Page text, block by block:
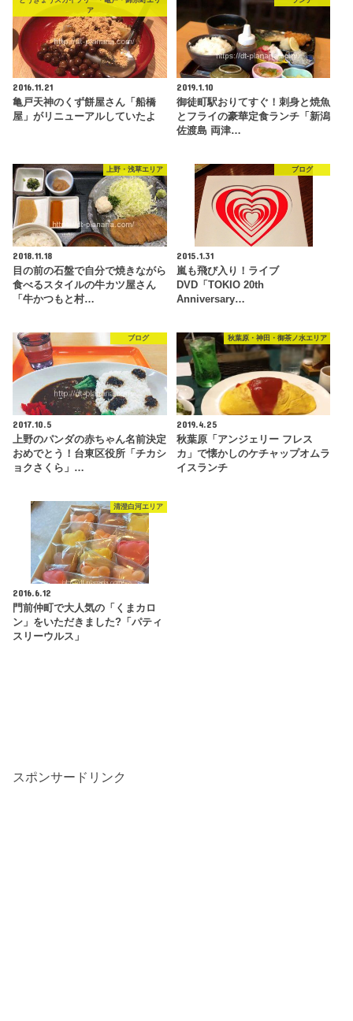
ア
2016.11.21
亀戸天神のくず餅屋さん「船橋
屋」がリニューアルしていたよ
2019.1.10
御徒町駅おりてすぐ！刺身と焼魚
とフライの豪華定食ランチ「新潟
佐渡島 両津…
上野・浅草エリア
2018.11.18
目の前の石盤で自分で焼きながら
食べるスタイルの牛カツ屋さん
「牛かつもと村…
ブログ
2015.1.31
嵐も飛び入り！ライブ
DVD「TOKIO 20th
Anniversary…
ブログ
2017.10.5
上野のパンダの赤ちゃん名前決定
おめでとう！台東区役所「チカシ
ョクさくら」…
秋葉原・神田・御茶ノ水エリア
2019.4.25
秋葉原「アンジェリー フレス
カ」で懐かしのケチャップオムラ
イスランチ
清澄白河エリア
2016.6.12
門前仲町で大人気の「くまカロ
ン」をいただきました?「パティ
スリーウルス」
スポンサードリンク